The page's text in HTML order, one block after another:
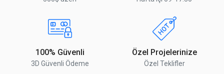
100% Güvenli
3D Güvenli Ödeme
Özel Projelerinize
Özel Teklifler